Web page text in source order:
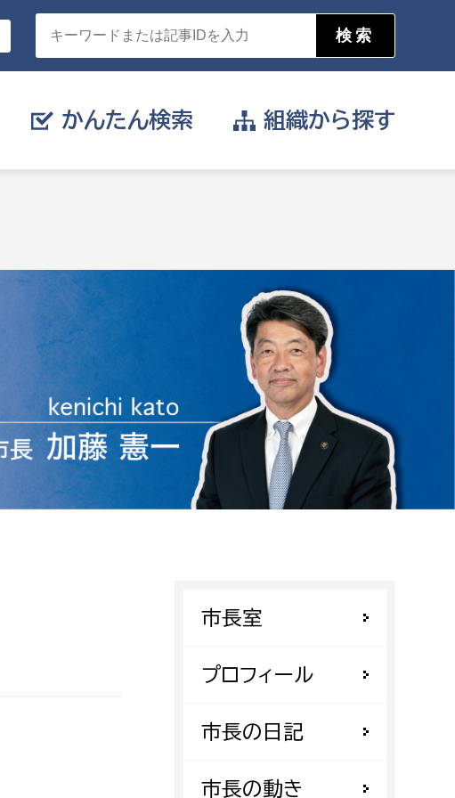
消防
かんたん検索
届け出や申請をしたい
証明書がほしい
相談をしたい
支払いをしたい
小田原のことを知りたい
イベント・講座などに参加したい
まちづくりに関わりたい
組織から探す
環境保護課
環境事業センター
市長室
プロフィール
市長の日記
市長の動き